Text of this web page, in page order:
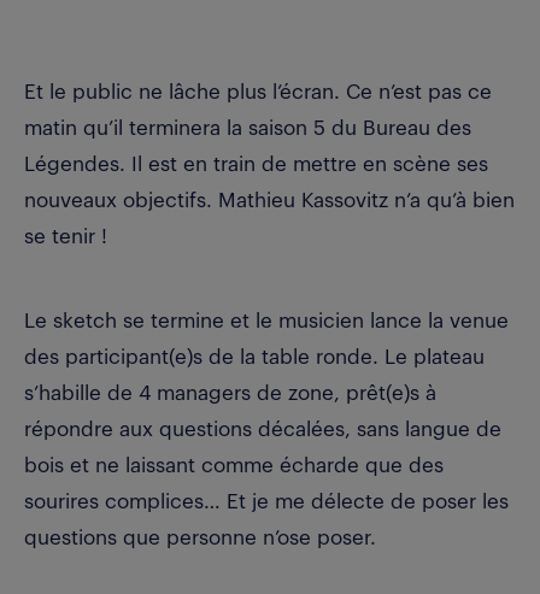
Et le public ne lâche plus l’écran. Ce n’est pas ce
matin qu’il terminera la saison 5 du Bureau des
Légendes. Il est en train de mettre en scène ses
nouveaux objectifs. Mathieu Kassovitz n’a qu’à bien
se tenir !
Le sketch se termine et le musicien lance la venue
des participant(e)s de la table ronde. Le plateau
s’habille de 4 managers de zone, prêt(e)s à
répondre aux questions décalées, sans langue de
bois et ne laissant comme écharde que des
sourires complices… Et je me délecte de poser les
questions que personne n’ose poser.